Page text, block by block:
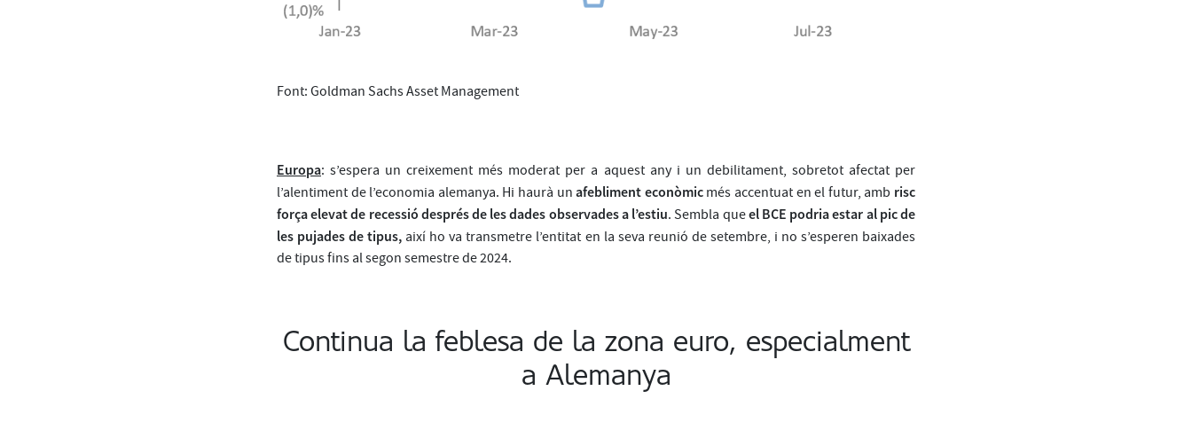
Font: Goldman Sachs Asset Management
Europa: s’espera un creixement més moderat per a aquest any i un debilitament, sobretot afectat per
l’alentiment de l’economia alemanya. Hi haurà unafebliment econòmicmés accentuat en el futur, amb risc
força elevat de recessió després de les dades observades a l’estiu. Sembla queel BCE podria estar al pic de
les pujades de tipus, així ho va transmetre l’entitat en la seva reunió de setembre, i no s’esperen baixades
de tipus fins al segon semestre de 2024.
Continua la feblesa de la zona euro, especialment
a Alemanya